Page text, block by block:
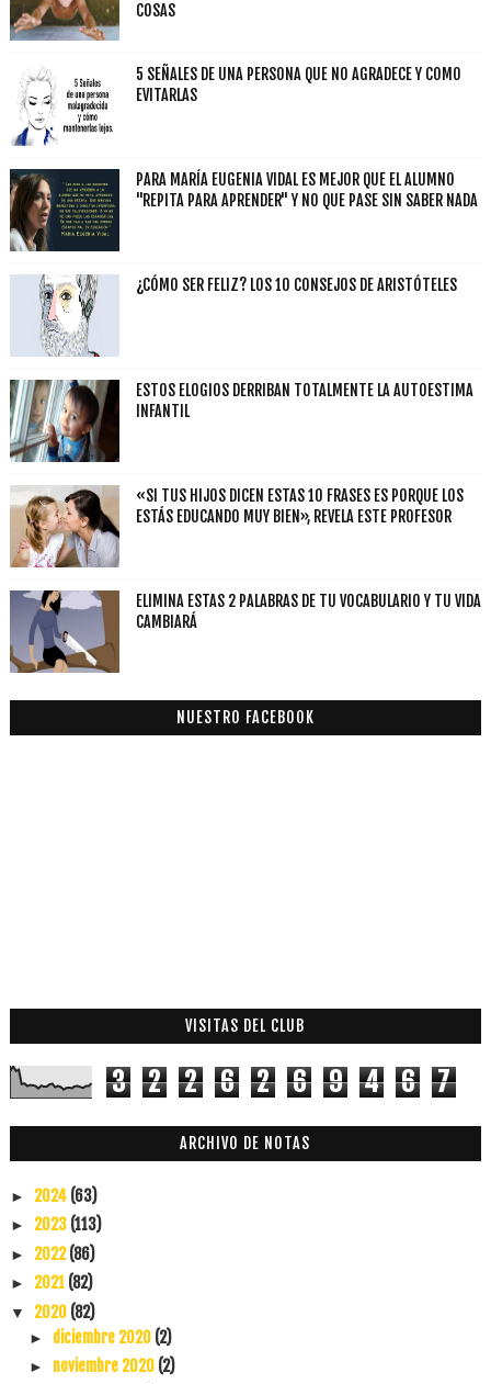
COSAS
5 SEÑALES DE UNA PERSONA QUE NO AGRADECE Y COMO
EVITARLAS
PARA MARÍA EUGENIA VIDAL ES MEJOR QUE EL ALUMNO
"REPITA PARA APRENDER" Y NO QUE PASE SIN SABER NADA
¿CÓMO SER FELIZ? LOS 10 CONSEJOS DE ARISTÓTELES
ESTOS ELOGIOS DERRIBAN TOTALMENTE LA AUTOESTIMA
INFANTIL
«SI TUS HIJOS DICEN ESTAS 10 FRASES ES PORQUE LOS
ESTÁS EDUCANDO MUY BIEN», REVELA ESTE PROFESOR
ELIMINA ESTAS 2 PALABRAS DE TU VOCABULARIO Y TU VIDA
CAMBIARÁ
NUESTRO FACEBOOK
VISITAS DEL CLUB
3 2 2 6 2 6 9 4 6 7
ARCHIVO DE NOTAS
► 2024 (63)
► 2023 (113)
► 2022(86)
► 2021 (82)
▼ 2020 (82)
► diciembre 2020 (2)
► noviembre 2020 (2)